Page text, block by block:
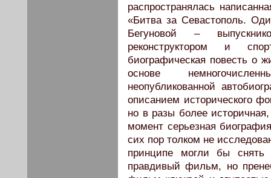
распространялась
«Битва за Севастополь.
Бегуновой –
реконструктором и
биографическая повесть о
основе
неопубликованной
описанием исторического
но в разы более
момент серьезная
сих пор толком не
принципе могли бы снять
правдивый фильм, но